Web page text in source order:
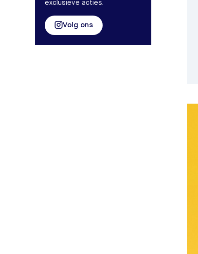
exclusieve acties.
Volg ons